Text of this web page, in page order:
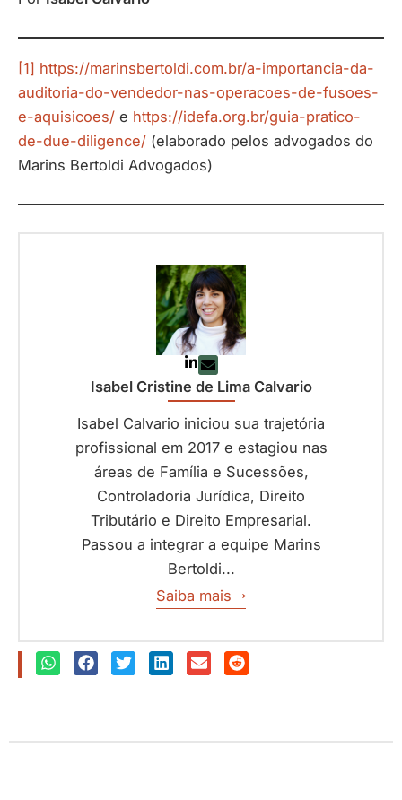
[1] https://marinsbertoldi.com.br/a-importancia-da-
auditoria-do-vendedor-nas-operacoes-de-fusoes-
e-aquisicoes/ e https://idefa.org.br/guia-pratico-
de-due-diligence/ (elaborado pelos advogados do
Marins Bertoldi Advogados)
Isabel Cristine de Lima Calvario
Isabel Calvario iniciou sua trajetória
profissional em 2017 e estagiou nas
áreas de Família e Sucessões,
Controladoria Jurídica, Direito
Tributário e Direito Empresarial.
Passou a integrar a equipe Marins
Bertoldi...
Saiba mais